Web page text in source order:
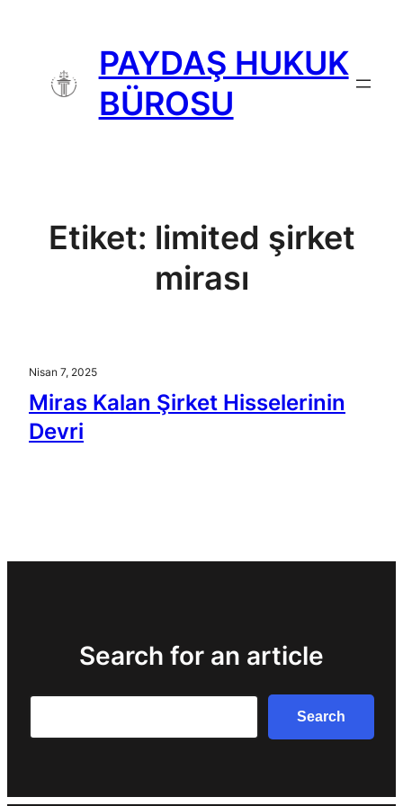
PAYDAŞ HUKUK
BÜROSU
Etiket: limited şirket
mirası
Nisan 7, 2025
Miras Kalan Şirket Hisselerinin
Devri
Search for an article
Search